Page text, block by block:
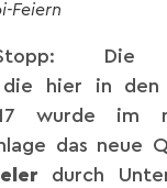
Feiern
Stopp:
hier in den
wurde im
das neue
durch